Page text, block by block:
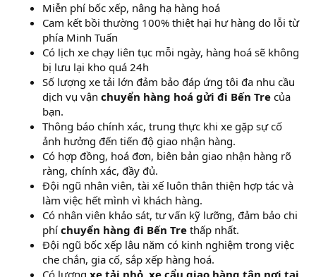
Miễn phí bốc xếp, nâng hạ hàng hoá
Cam kết bồi thường 100% thiệt hại hư hàng do lỗi từ
phía Minh Tuấn
Có lịch xe chạy liên tục mỗi ngày, hàng hoá sẽ không
bị lưu lại kho quá 24h
Số lượng xe tải lớn đảm bảo đáp ứng tôi đa nhu cầu
dịch vụ vận chuyển hàng hoá gửi đi Bến Tre của
bạn.
Thông báo chính xác, trung thực khi xe gặp sự cố
ảnh hưởng đến tiến độ giao nhận hàng.
Có hợp đồng, hoá đơn, biên bản giao nhận hàng rõ
ràng, chính xác, đầy đủ.
Đội ngũ nhân viên, tài xế luôn thân thiện hợp tác và
làm việc hết mình vì khách hàng.
Có nhân viên khảo sát, tư vấn kỹ lưỡng, đảm bảo chi
phí chuyển hàng đi Bến Tre thấp nhất.
Đội ngũ bốc xếp lâu năm có kinh nghiệm trong việc
che chắn, gia cố, sắp xếp hàng hoá.